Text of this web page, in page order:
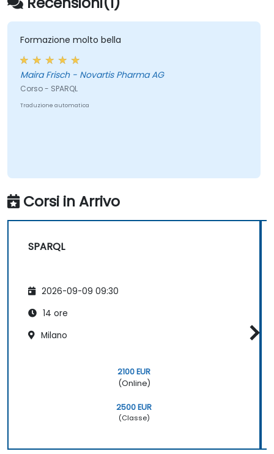
esistenti.
Formazione molto bella
Maira Frisch - Novartis Pharma AG
Corso - SPARQL
Traduzione automatica
Corsi in Arrivo
SPARQL
2026-09-09 09:30
14 ore
Milano
2100 EUR
(Online)
2500 EUR
(Classe)